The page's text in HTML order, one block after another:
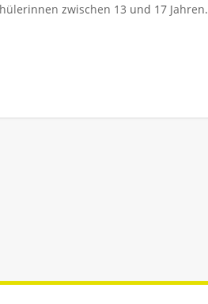
zwischen 13 und 17 Jahren.